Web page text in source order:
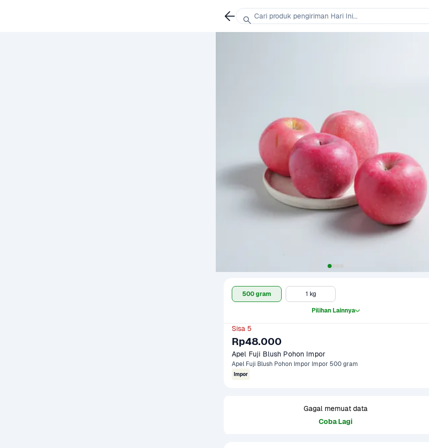
500 gram 1 kg
Pilihan Lainnya
Sisa 5
Rp48.000
Apel Fuji Blush Pohon Impor
Apel Fuji Blush Pohon Impor Impor 500 gram
Impor
Gagal memuat data
Coba Lagi
Cari produk pengiriman Hari Ini...